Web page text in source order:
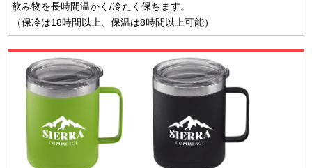
飲み物を長時間温かく/冷たく保ちます。
（保冷は18時間以上、保温は8時間以上可能）